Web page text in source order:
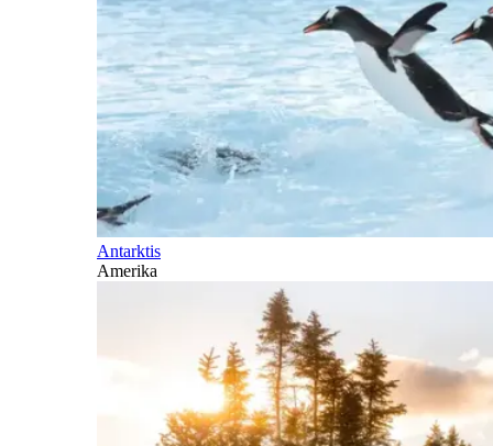
Antarktis
Amerika